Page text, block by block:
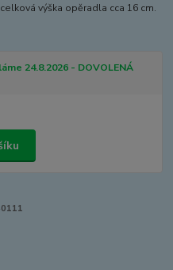
výška opěradla cca 16 cm.
24.8.2026 - DOVOLENÁ